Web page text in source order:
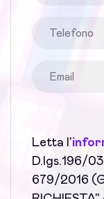
Letta l'
D.lgs.196/
679/2016